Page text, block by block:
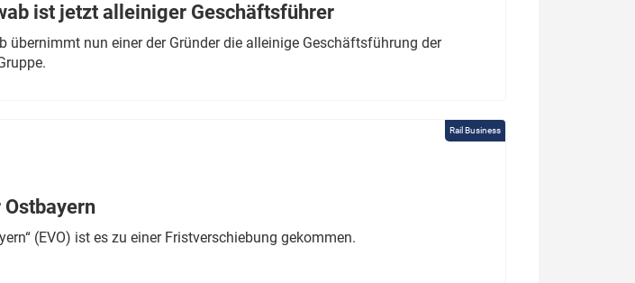
ist jetzt alleiniger Geschäftsführer
übernimmt nun einer der Gründer die alleinige Geschäftsführung der
Rail Business
(EVO) ist es zu einer Fristverschiebung gekommen.